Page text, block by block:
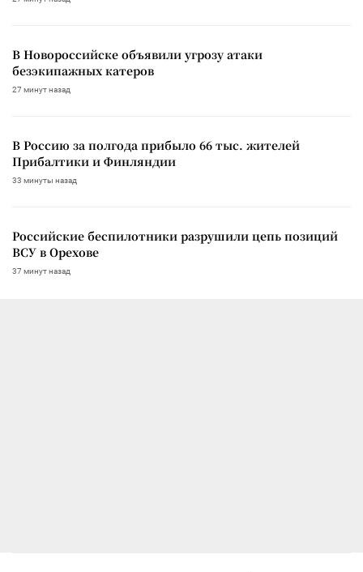
В Новороссийске объявили угрозу атаки
безэкипажных катеров
27 минут назад
В Россию за полгода прибыло 66 тыс. жителей
Прибалтики и Финляндии
33 минуты назад
Российские беспилотники разрушили цепь позиций
ВСУ в Орехове
37 минут назад